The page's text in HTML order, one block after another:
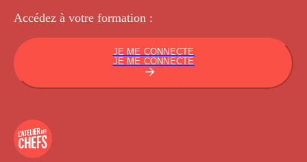
Accédez à votre formation :
JE ME CONNECTE
JE ME CONNECTE